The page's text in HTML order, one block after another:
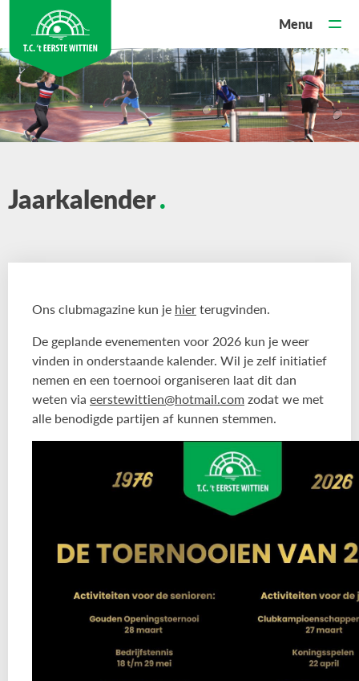
Jaarkalender
Ons clubmagazine kun je hierterugvinden.
De geplande evenementen voor 2026 kun je weer
vinden in onderstaande kalender. Wil je zelf initiatief
nemen en een toernooi organiseren laat dit dan
weten via eerstewittien@hotmail.comzodat we met
alle benodigde partijen af kunnen stemmen.